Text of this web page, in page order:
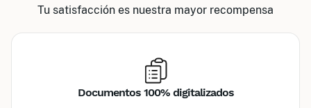
Tu satisfacción es nuestra mayor recompensa
Documentos 100% digitalizados